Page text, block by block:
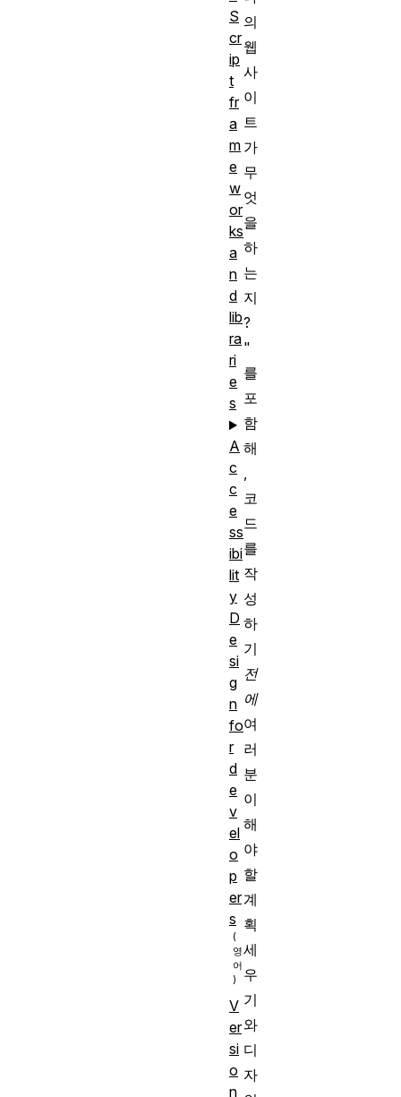
의
웹
사
이
트
가
무
엇
을
하
는
지
?
"
를
포
함
해
,
코
드
를
작
성
하
기
전
에
여
러
분
이
해
야
할
계
획
세
우
기
와
디
자
S
cr
ip
t
fr
a
m
e
w
or
ks
a
n
d
lib
ra
ri
e
s
A
c
c
e
ss
ibi
lit
y
D
e
si
g
n
fo
r
d
e
v
el
o
p
er
s
V
er
si
o
n